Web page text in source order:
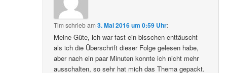
Tim schriebam3. Mai 2016 um 0:59 Uhr:
Meine Güte, ich war fast ein bisschen enttäuscht
als ich die Überschrift dieser Folge gelesen habe,
aber nach ein paar Minuten konnte ich nicht mehr
ausschalten, so sehr hat mich das Thema gepackt.